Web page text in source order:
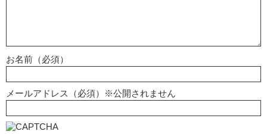
お名前（必須）
メールアドレス（必須）※公開されません